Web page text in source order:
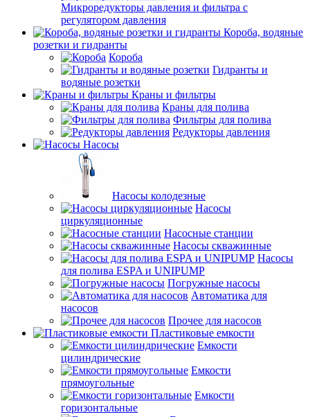
Микроредукторы давления и фильтра с
регулятором давления
Короба, водяные
розетки и гидранты
Короба
Гидранты и
водяные розетки
Краны и фильтры
Краны для полива
Фильтры для полива
Редукторы давления
Насосы
Насосы колодезные
Насосы
циркуляционные
Насосные станции
Насосы скважинные
Насосы
для полива ESPA и UNIPUMP
Погружные насосы
Автоматика для
насосов
Прочее для насосов
Пластиковые емкости
Емкости
цилиндрические
Емкости
прямоугольные
Емкости
горизонтальные